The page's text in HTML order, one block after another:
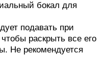
бокал для
подавать при
раскрыть все его
Не рекомендуется